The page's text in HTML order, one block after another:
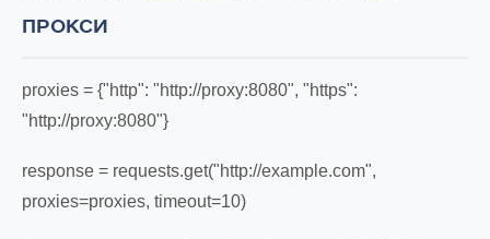
ПРОКСИ
proxies = {"http": "http://proxy:8080", "https":
"http://proxy:8080"}
response = requests.get("http://example.com",
proxies=proxies, timeout=10)